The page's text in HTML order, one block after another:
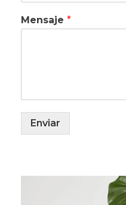
Mensaje *
Enviar